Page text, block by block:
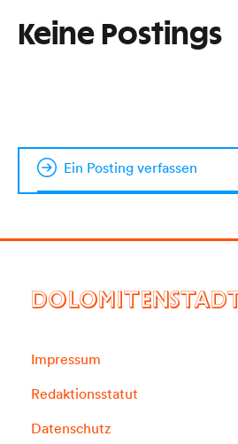
Keine Postings
Ein Posting verfassen
DOLOMITENSTADT
Impressum
Redaktionsstatut
Datenschutz